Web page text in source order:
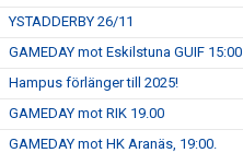
YSTADDERBY 26/11
GAMEDAY mot Eskilstuna GUIF 15:00
Hampus förlänger till 2025!
GAMEDAY mot RIK 19.00
GAMEDAY mot HK Aranäs, 19:00.